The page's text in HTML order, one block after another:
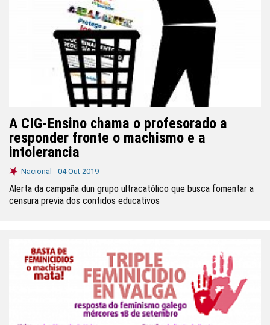
A CIG-Ensino chama o profesorado a
responder fronte o machismo e a
intolerancia
Nacional - 04 Out 2019
Alerta da campaña dun grupo ultracatólico que busca fomentar a
censura previa dos contidos educativos